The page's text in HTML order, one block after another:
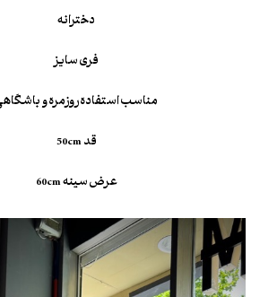
دخترانه
فری سایز
مناسب استفاده روزمره و
قد 50cm
عرض سینه 60cm